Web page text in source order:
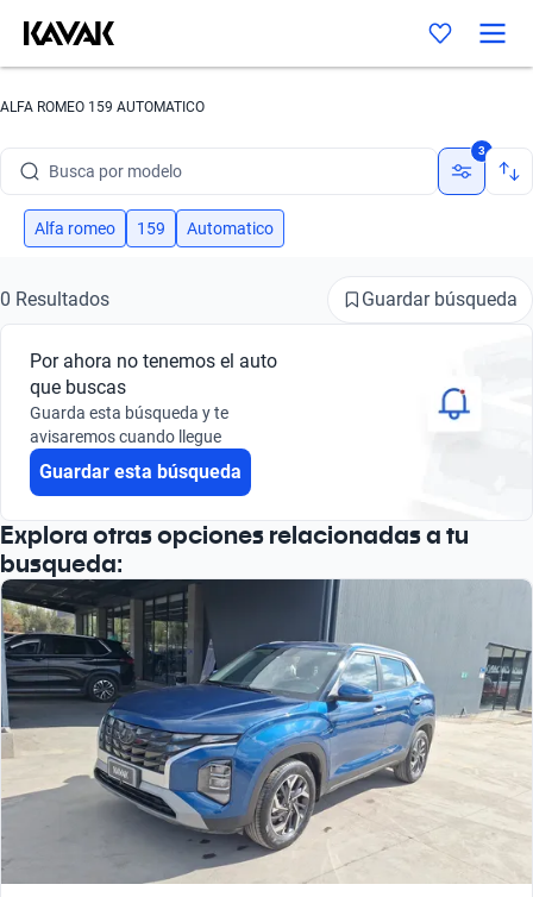
ALFA ROMEO 159 AUTOMATICO
Busca por modelo
Busca por versión
Busca por marca
Busca por modelo
Busca por versión
3
Alfa romeo 159 Automatico
0 Resultados Guardar búsqueda
Por ahora no tenemos el auto
que buscas
Guarda esta búsqueda y te
avisaremos cuando llegue
Guardar esta búsqueda
Explora otras opciones relacionadas a tu
busqueda: